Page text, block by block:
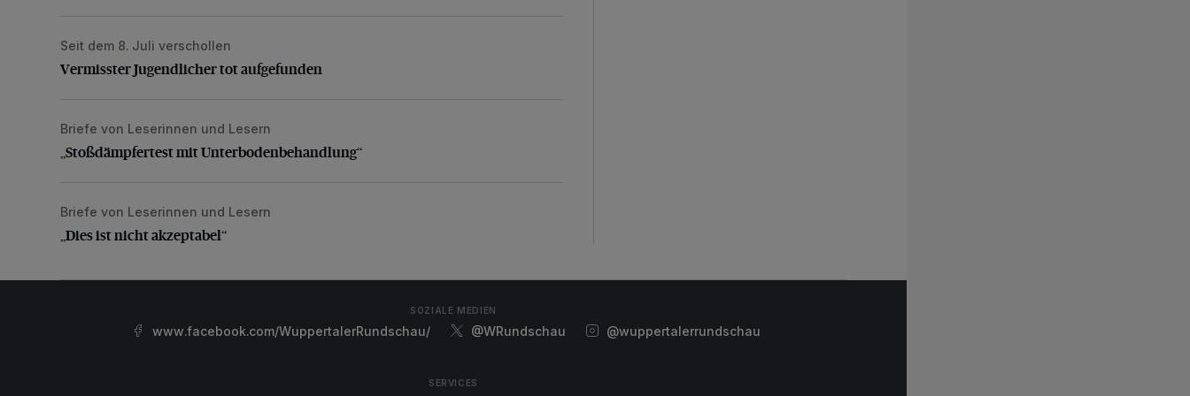
Vermisster Jugendlicher tot aufgefunden
Seit dem 8. Juli verschollen
Vermisster Jugendlicher tot aufgefunden
„Stoßdämpfertest mit Unterbodenbehandlung“
Briefe von Leserinnen und Lesern
„Stoßdämpfertest mit Unterbodenbehandlung“
„Dies ist nicht akzeptabel“
Briefe von Leserinnen und Lesern
„Dies ist nicht akzeptabel“
SOZIALE MEDIEN
www.facebook.com/WuppertalerRundschau/ @WRundschau @wuppertalerrundschau
SERVICES